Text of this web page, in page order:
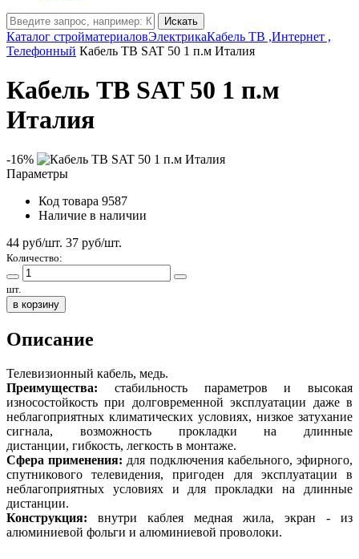
Искать
Каталог стройматериаловЭлектрикаКабель ТВ ,Интернет ,
Телефонный Кабель ТВ SAT 50 1 п.м Италия
Кабель ТВ SAT 50 1 п.м
Италия
-16%
Параметры
Код товара 9587
Наличие в наличии
44 руб/шт. 37 руб/шт.
Количество:
шт.
в корзину
Описание
Телевизионный кабель, медь.
Преимущества: стабильность параметров и высокая
износостойкость при долговременной эксплуатации даже в
неблагоприятных климатических условиях, низкое затухание
сигнала, возможность прокладки на длинные
дистанции, гибкость, легкость в монтаже.
Сфера применения: для подключения кабельного, эфирного,
спутникового телевидения, пригоден для эксплуатации в
неблагоприятных условиях и для прокладки на длинные
дистанции.
Конструкция: внутри каблея медная жила, экран - из
алюминиевой фольги и алюминиевой проволоки.